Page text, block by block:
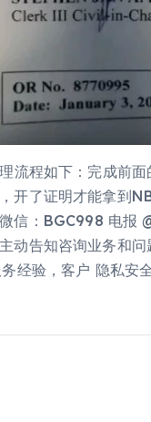
流程如下：完成前
开了证明才能拿到
信：BGC998 电报
动告知咨询业务和
经验，客户 隐私安